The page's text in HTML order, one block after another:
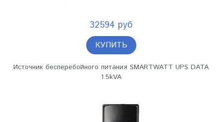
32594 руб
КУПИТЬ
Источник бесперебойного питания SMARTWATT UPS DATA
1.5kVA